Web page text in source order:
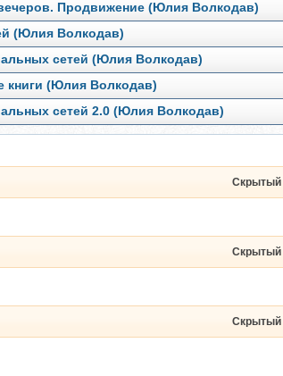
Продвижение (Юлия Волкодав)
(Юлия Волкодав)
сетей (Юлия Волкодав)
книги (Юлия Волкодав)
сетей 2.0 (Юлия Волкодав)
Скрытый
Скрытый
Скрытый